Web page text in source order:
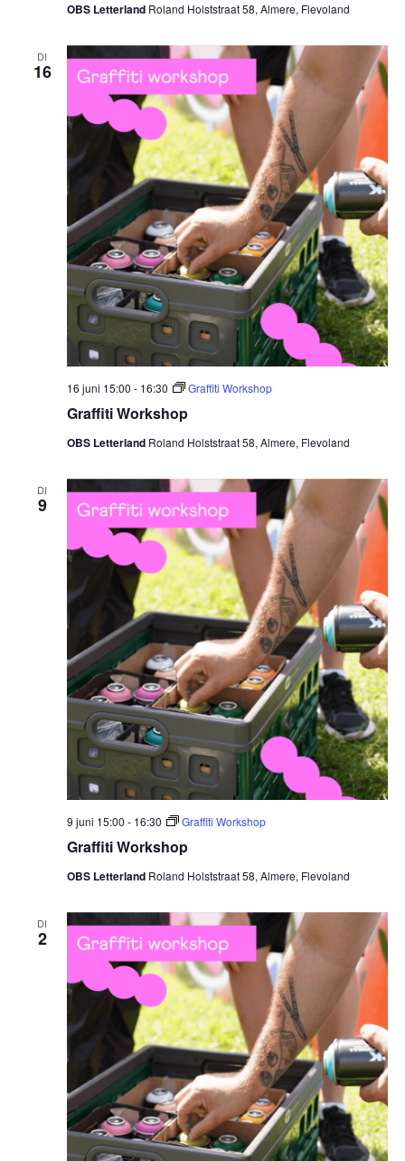
OBS Letterland Roland Holststraat 58, Almere, Flevoland
DI
16
Graffiti Workshop
16 juni 15:00 - 16:30 Graffiti Workshop
OBS Letterland Roland Holststraat 58, Almere, Flevoland
DI
9
Graffiti Workshop
9 juni 15:00 - 16:30 Graffiti Workshop
OBS Letterland Roland Holststraat 58, Almere, Flevoland
DI
2